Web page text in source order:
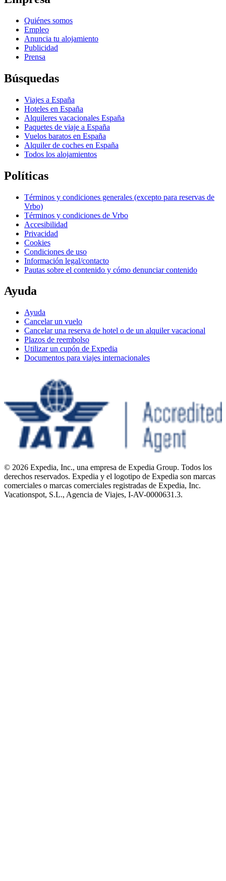
Quiénes somos
Empleo
Anuncia tu alojamiento
Publicidad
Prensa
Búsquedas
Viajes a España
Hoteles en España
Alquileres vacacionales España
Paquetes de viaje a España
Vuelos baratos en España
Alquiler de coches en España
Todos los alojamientos
Políticas
Términos y condiciones generales (excepto para reservas de
Vrbo)
Términos y condiciones de Vrbo
Accesibilidad
Privacidad
Cookies
Condiciones de uso
Información legal/contacto
Pautas sobre el contenido y cómo denunciar contenido
Ayuda
Ayuda
Cancelar un vuelo
Cancelar una reserva de hotel o de un alquiler vacacional
Plazos de reembolso
Utilizar un cupón de Expedia
Documentos para viajes internacionales
© 2026 Expedia, Inc., una empresa de Expedia Group. Todos los
derechos reservados. Expedia y el logotipo de Expedia son marcas
comerciales o marcas comerciales registradas de Expedia, Inc.
Vacationspot, S.L., Agencia de Viajes, I-AV-0000631.3.